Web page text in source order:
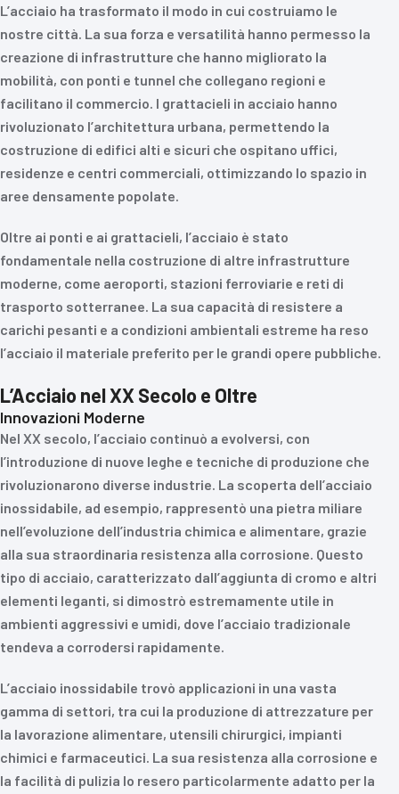
L’acciaio ha trasformato il modo in cui costruiamo le
nostre città. La sua forza e versatilità hanno permesso la
creazione di infrastrutture che hanno migliorato la
mobilità, con ponti e tunnel che collegano regioni e
facilitano il commercio. I grattacieli in acciaio hanno
rivoluzionato l’architettura urbana, permettendo la
costruzione di edifici alti e sicuri che ospitano uffici,
residenze e centri commerciali, ottimizzando lo spazio in
aree densamente popolate.
Oltre ai ponti e ai grattacieli, l’acciaio è stato
fondamentale nella costruzione di altre infrastrutture
moderne, come aeroporti, stazioni ferroviarie e reti di
trasporto sotterranee. La sua capacità di resistere a
carichi pesanti e a condizioni ambientali estreme ha reso
l’acciaio il materiale preferito per le grandi opere pubbliche.
L’Acciaio nel XX Secolo e Oltre
Innovazioni Moderne
Nel XX secolo, l’acciaio continuò a evolversi, con
l’introduzione di nuove leghe e tecniche di produzione che
rivoluzionarono diverse industrie. La scoperta dell’acciaio
inossidabile, ad esempio, rappresentò una pietra miliare
nell’evoluzione dell’industria chimica e alimentare, grazie
alla sua straordinaria resistenza alla corrosione. Questo
tipo di acciaio, caratterizzato dall’aggiunta di cromo e altri
elementi leganti, si dimostrò estremamente utile in
ambienti aggressivi e umidi, dove l’acciaio tradizionale
tendeva a corrodersi rapidamente.
L’acciaio inossidabile trovò applicazioni in una vasta
gamma di settori, tra cui la produzione di attrezzature per
la lavorazione alimentare, utensili chirurgici, impianti
chimici e farmaceutici. La sua resistenza alla corrosione e
la facilità di pulizia lo resero particolarmente adatto per la